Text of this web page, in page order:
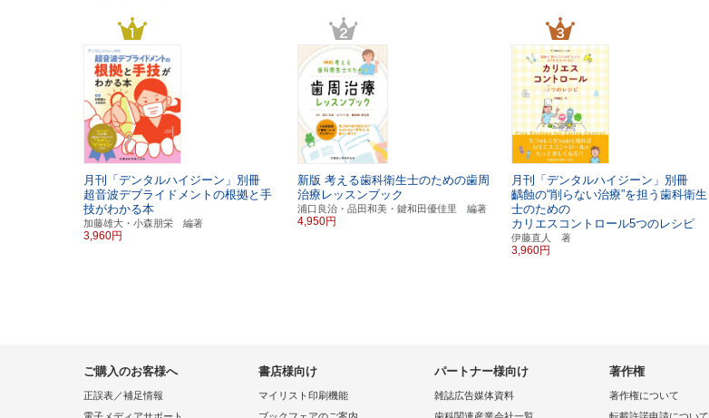
月刊「デンタルハイジーン」別冊
超音波デブライドメントの根拠と手
技がわかる本
加藤雄大・小森朋栄 編著
3,960円
新版 考える歯科衛生士のための歯周
治療レッスンブック
浦口良治・品田和美・鍵和田優佳里 編著
4,950円
月刊「デンタルハイジーン」別冊
齲蝕の“削らない治療”を担う歯科衛生
士のための
カリエスコントロール5つのレシピ
伊藤直人 著
3,960円
ご購入のお客様へ
正誤表／補足情報
書店様向け
マイリスト印刷機能
パートナー様向け
雑誌広告媒体資料
著作権
著作権について